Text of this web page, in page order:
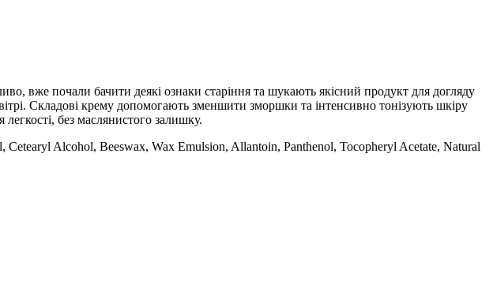
вже почали бачити деякі ознаки старіння та шукають якісний продукт для догляду
Складові крему допомогають зменшити зморшки та інтенсивно тонізують шкіру
без маслянистого залишку.
Alcohol, Beeswax, Wax Emulsion, Allantoin, Panthenol, Tocopheryl Acetate, Natural